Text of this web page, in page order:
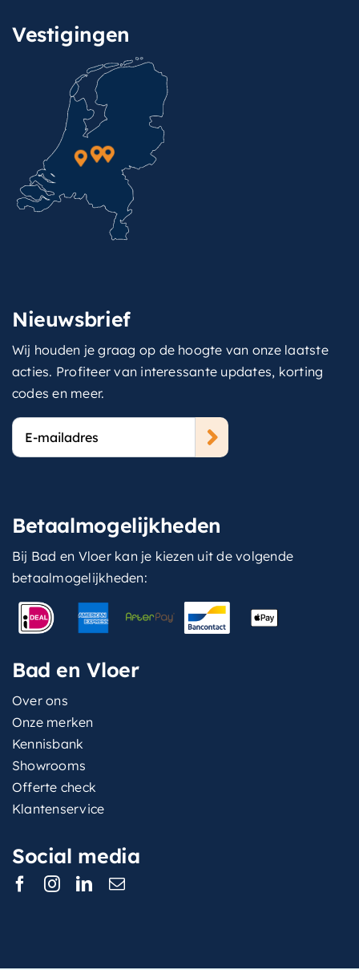
Vestigingen
Nieuwsbrief
Wij houden je graag op de hoogte van onze laatste
acties. Profiteer van interessante updates, korting
codes en meer.
E-
mailadres
Betaalmogelijkheden
Bij Bad en Vloer kan je kiezen uit de volgende
betaalmogelijkheden:
Bad en Vloer
Over ons
Onze merken
Kennisbank
Showrooms
Offerte check
Klantenservice
Social media